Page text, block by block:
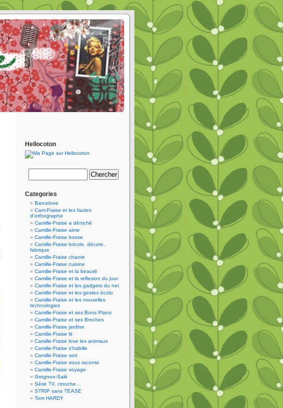
Hellocoton
Categories
Barcelone
Cam-Fraise et les fautes
d'orthographe
Camille-Fraise a déniché
Camille-Fraise aime
Camille-Fraise bosse
Camille-Fraise bricole, décore,
fabrique
Camille-Fraise chante
Camille-Fraise cuisine
Camille-Fraise et la beauté
Camille-Fraise et la reflexion du jour
Camille-Fraise et les gadgets du net
Camille-Fraise et les gestes écolo
Camille-Fraise et les nouvelles
technologies
Camille-Fraise et ses Bons Plans
Camille-Fraise et ses Broches
Camille-Fraise jardine
Camille-Fraise lit
Camille-Fraise love les animaux
Camille-Fraise s'habille
Camille-Fraise sort
Camille-Fraise vous raconte
Camille-Fraise voyage
Grognon-Salé
Série TV, cinoche…
STRIP sans TEASE
Tom HARDY